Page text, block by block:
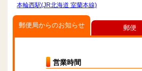
本輪西駅(JR北海道 室蘭本線)
郵便局からのお知らせ
営業時間
郵便